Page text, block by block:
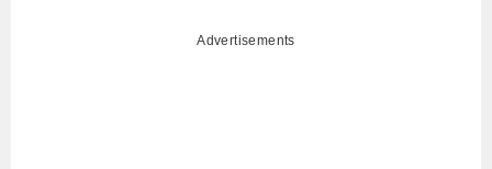
Advertisements